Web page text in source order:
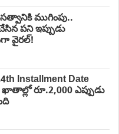
ముగింపు..
పని ఇప్పుడు
వైరల్!
Installment Date
ఖాతాల్లో రూ.2,000 ఎప్పుడు